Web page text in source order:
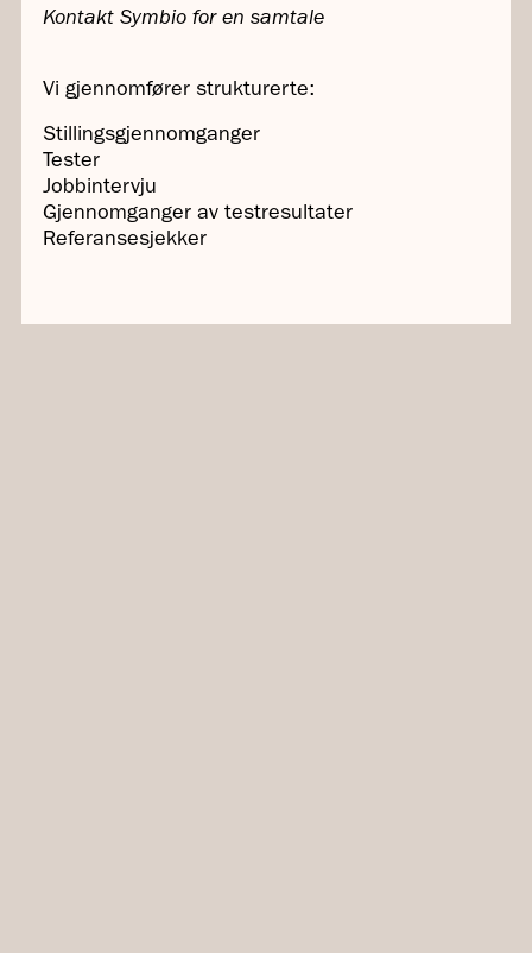
Kontakt Symbio for en samtale
Vi gjennomfører strukturerte:
Stillingsgjennomganger
Tester
Jobbintervju
Gjennomganger av testresultater
Referansesjekker